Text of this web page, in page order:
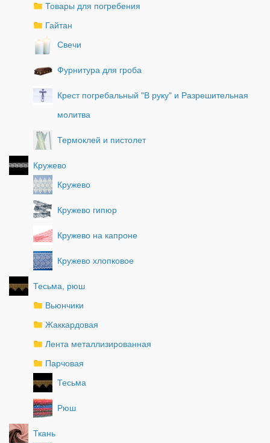
Товары для погребения
Гайтан
Свечи
Фурнитура для гроба
Крест погребальный "В руку" и Разрешительная
молитва
Термоклей и пистолет
Кружево
Кружево
Кружево гипюр
Кружево на капроне
Кружево хлопковое
Тесьма, рюш
Вьюнчики
Жаккардовая
Лента металлизированная
Парчовая
Тесьма
Рюш
Ткань